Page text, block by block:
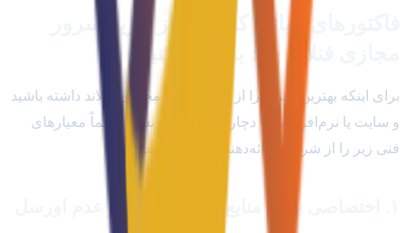
فاکتورهای حیاتی که پیش از خرید سرور
مجازی فنلاند باید بررسی کنید
برای اینکه بهترین تجربه را از خرید سرور مجازی فنلاند داشته باشید
و سایت یا نرم‌افزار شما دچار افت کیفیت نشود، حتماً معیارهای
فنی زیر را از شرکت ارائه‌دهنده مطالبه کنید: